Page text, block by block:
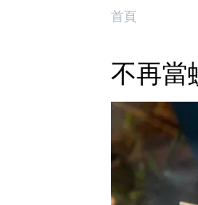
浴室清
清潔大
精油香
首頁
不再當